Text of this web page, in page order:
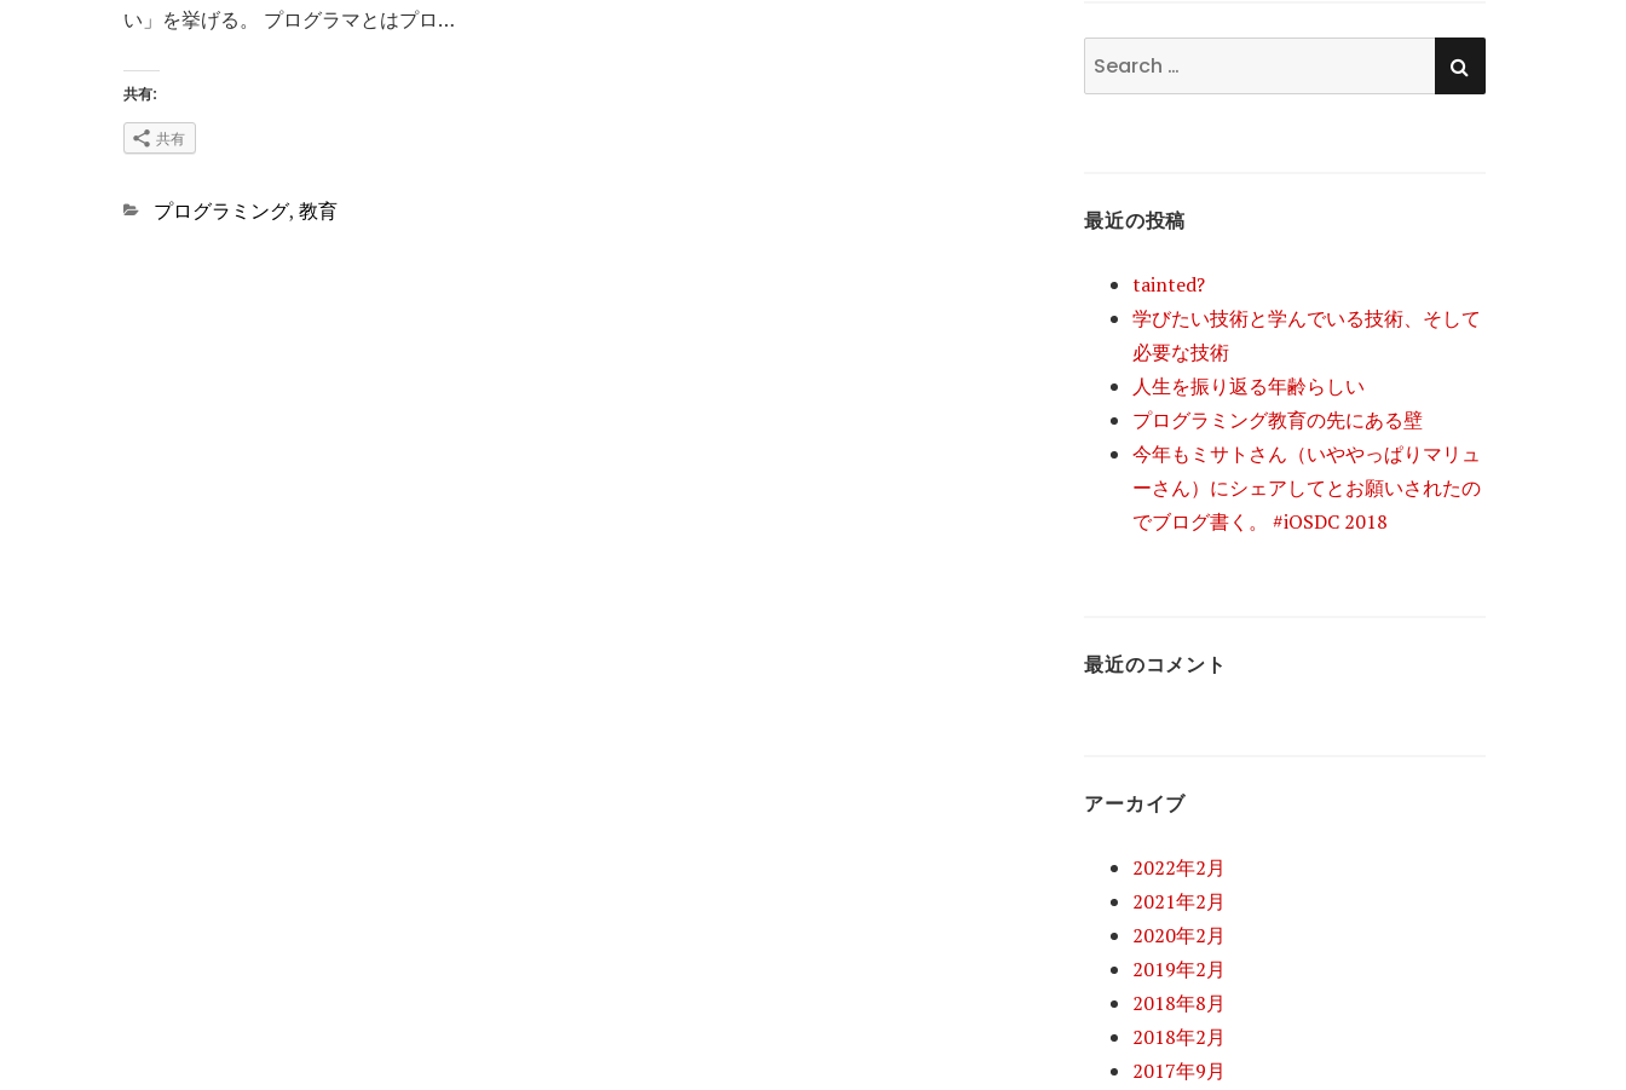
い」を挙げる。 プログラマとはプロ…
共有:
共有
Categories
プログラミング, 教育
Search
for:
SEARCH
最近の投稿
tainted?
学びたい技術と学んでいる技術、そして
必要な技術
人生を振り返る年齢らしい
プログラミング教育の先にある壁
今年もミサトさん（いややっぱりマリュ
ーさん）にシェアしてとお願いされたの
でブログ書く。 #iOSDC 2018
最近のコメント
アーカイブ
2022年2月
2021年2月
2020年2月
2019年2月
2018年8月
2018年2月
2017年9月